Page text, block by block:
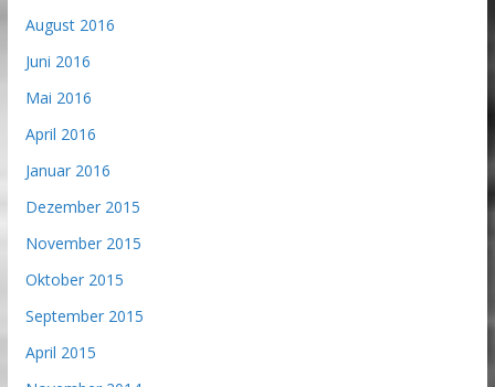
August 2016
Juni 2016
Mai 2016
April 2016
Januar 2016
Dezember 2015
November 2015
Oktober 2015
September 2015
April 2015